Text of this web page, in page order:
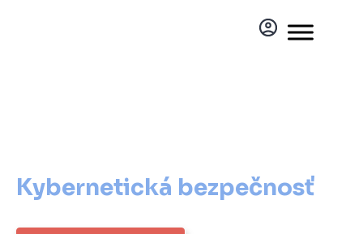
Kybernetická bezpečnosť